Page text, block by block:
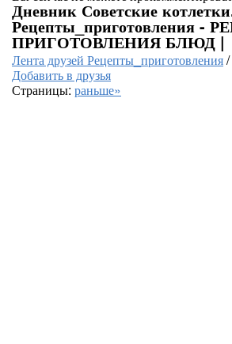
Дневник Советские
Рецепты_приготовления -
ПРИГОТОВЛЕНИЯ БЛЮД |
Лента друзей Рецепты_приготовления/
Добавить в друзья
Страницы: раньше»